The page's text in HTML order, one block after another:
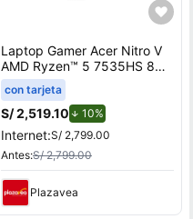
Laptop Gamer Acer Nitro V
AMD Ryzen™ 5 7535HS 8GB
RAM 512GB SSD 15.6"" RTX
3050
con tarjeta
S/ 2,519.10 10%de descuento.
Internet:S/ 2,799.00
Antes:S/ 2,799.00
Plazavea